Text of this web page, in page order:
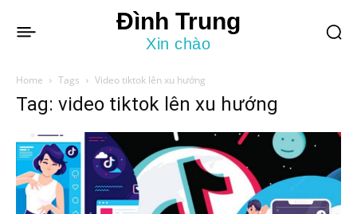
Đình Trung
Xin chào
Home Tags Video tiktok lên xu hướng
Tag: video tiktok lên xu hướng